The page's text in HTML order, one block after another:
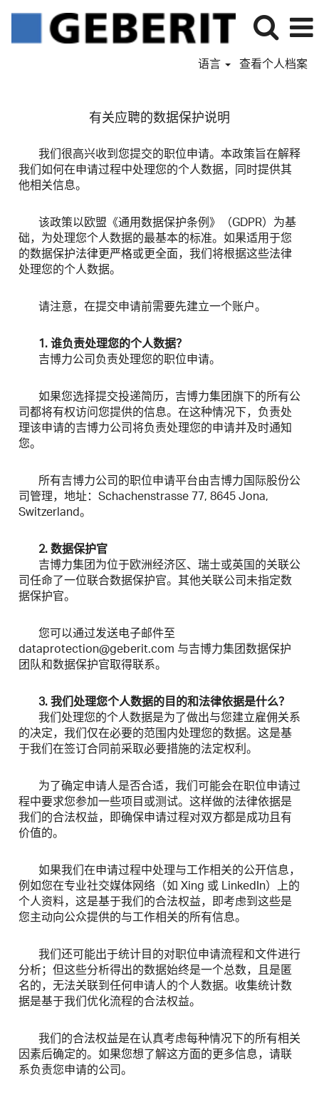
语言 查看个人档案
有关应聘的数据保护说明
我们很高兴收到您提交的职位申请。本政策旨在解释
我们如何在申请过程中处理您的个人数据，同时提供其
他相关信息。
该政策以欧盟《通用数据保护条例》（GDPR）为基
础，为处理您个人数据的最基本的标准。如果适用于您
的数据保护法律更严格或更全面，我们将根据这些法律
处理您的个人数据。
请注意，在提交申请前需要先建立一个账户。
1. 谁负责处理您的个人数据？
吉博力公司负责处理您的职位申请。
如果您选择提交投递简历，吉博力集团旗下的所有公
司都将有权访问您提供的信息。在这种情况下，负责处
理该申请的吉博力公司将负责处理您的申请并及时通知
您。
所有吉博力公司的职位申请平台由吉博力国际股份公
司管理，地址：Schachenstrasse 77, 8645 Jona,
Switzerland。
2. 数据保护官
吉博力集团为位于欧洲经济区、瑞士或英国的关联公
司任命了一位联合数据保护官。其他关联公司未指定数
据保护官。
您可以通过发送电子邮件至
dataprotection@geberit.com 与吉博力集团数据保护
团队和数据保护官取得联系。
3. 我们处理您个人数据的目的和法律依据是什么？
我们处理您的个人数据是为了做出与您建立雇佣关系
的决定，我们仅在必要的范围内处理您的数据。这是基
于我们在签订合同前采取必要措施的法定权利。
为了确定申请人是否合适，我们可能会在职位申请过
程中要求您参加一些项目或测试。这样做的法律依据是
我们的合法权益，即确保申请过程对双方都是成功且有
价值的。
如果我们在申请过程中处理与工作相关的公开信息，
例如您在专业社交媒体网络（如 Xing 或 LinkedIn）上的
个人资料，这是基于我们的合法权益，即考虑到这些是
您主动向公众提供的与工作相关的所有信息。
我们还可能出于统计目的对职位申请流程和文件进行
分析；但这些分析得出的数据始终是一个总数，且是匿
名的，无法关联到任何申请人的个人数据。收集统计数
据是基于我们优化流程的合法权益。
我们的合法权益是在认真考虑每种情况下的所有相关
因素后确定的。如果您想了解这方面的更多信息，请联
系负责您申请的公司。